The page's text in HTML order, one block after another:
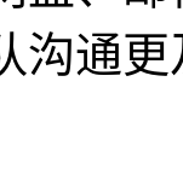
沟通更